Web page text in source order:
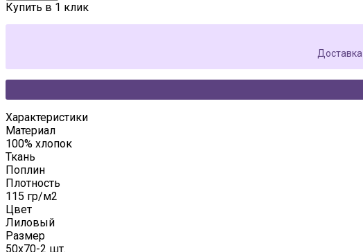
Купить в 1 клик
Характеристики
Материал
100% хлопок
Ткань
Поплин
Плотность
115 гр/м2
Цвет
Лиловый
Размер
50x70-2 шт.